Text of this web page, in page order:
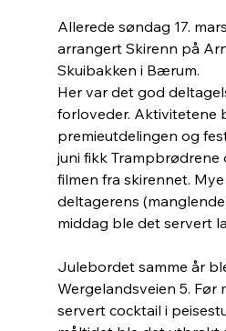
Allerede søndag 17.
arrangert Skirenn på
Skuibakken i Bærum.
Her var det god
forloveder. Aktivitetene
premieutdelingen og
juni fikk Trampbrødrene
filmen fra skirennet.
deltagerens
middag ble det servert
Julebordet samme år
Wergelandsveien 5. Før
servert cocktail i